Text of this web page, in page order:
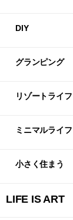
DIY
グランピング
リゾートライフ
ミニマルライフ
小さく住まう
LIFE IS ART